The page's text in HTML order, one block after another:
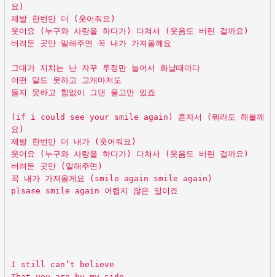
요)
제발 한번만 더 (웃어줘요)
웃어요 (누구와 사랑을 하다가) 다쳐서 (웃음도 버린 걸까요)
버려둔 곳만 말해주면 꼭 내가 가져올께요
그대가 지치는 난 자꾸 투정만 늘어서 화날때마다
어떤 말도 못하고 고개마저도
들지 못하고 힘없이 그댄 울고만 있죠
(if i could see your smile again) 혼자서 (뭐라도 해볼께
요)
제발 한번만 더 내가 (웃어줘요)
웃어요 (누구와 사랑을 하다가) 다쳐서 (웃음도 버린 걸까요)
버려둔 곳만 (말해주면)
꼭 내가 가져올게요 (smile again smile again)
plsase smile again 어렵지 않은 일이죠
I still can’t believe